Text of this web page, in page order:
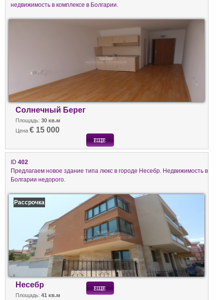
недвижимость в комплексе в Болгарии.
Солнечный Берег
Площадь: 30 кв.м
Цена € 15 000
ID 402
Предлагаем новое здание типа люкс в городе Несебр. Недвижимость в
Болгарии недорого.
Рассрочка
Несебр
Площадь: 41 кв.м